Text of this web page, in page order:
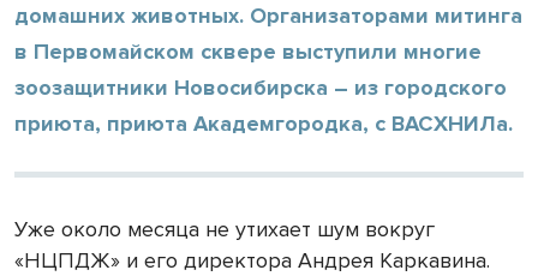
домашних животных. Организаторами митинга
в Первомайском сквере выступили многие
зоозащитники Новосибирска – из городского
приюта, приюта Академгородка, с ВАСХНИЛа.
Уже около месяца не утихает шум вокруг
«НЦПДЖ» и его директора Андрея Каркавина.